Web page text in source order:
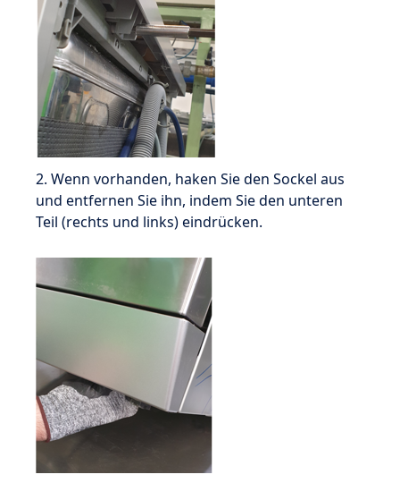
2. Wenn vorhanden, haken Sie den Sockel aus
und entfernen Sie ihn, indem Sie den unteren
Teil (rechts und links) eindrücken.